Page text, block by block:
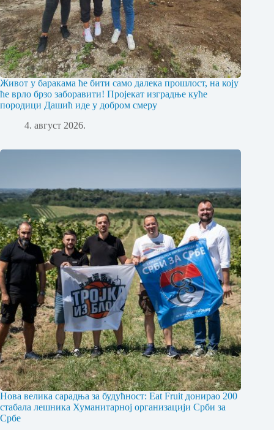
Живот у баракама ће бити само далека прошлост, на коју
ће врло брзо заборавити! Пројекат изградње куће
породици Дашић иде у добром смеру
4. август 2026.
Нова велика сарадња за будућност: Eat Fruit донирао 200
стабала лешника Хуманитарној организацији Срби за
Србе